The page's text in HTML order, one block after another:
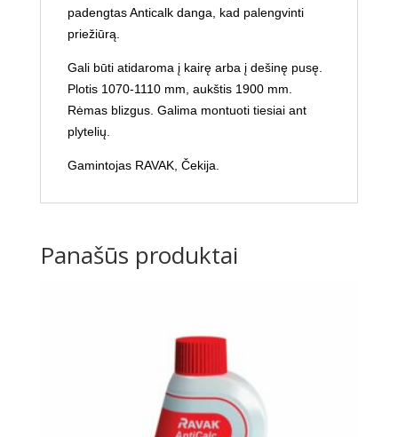
padengtas Anticalk danga, kad palengvinti
priežiūrą.
Gali būti atidaroma į kairę arba į dešinę pusę.
Plotis 1070-1110 mm, aukštis 1900 mm.
Rėmas blizgus. Galima montuoti tiesiai ant
plytelių.
Gamintojas RAVAK, Čekija.
Panašūs produktai